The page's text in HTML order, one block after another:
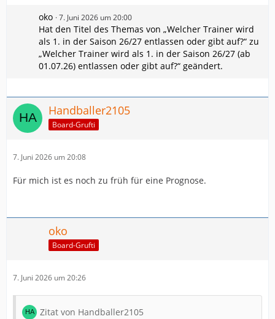
oko 7. Juni 2026 um 20:00
Hat den Titel des Themas von „Welcher Trainer wird
als 1. in der Saison 26/27 entlassen oder gibt auf?“ zu
„Welcher Trainer wird als 1. in der Saison 26/27 (ab
01.07.26) entlassen oder gibt auf?“ geändert.
Handballer2105
Board-Grufti
7. Juni 2026 um 20:08
Für mich ist es noch zu früh für eine Prognose.
oko
Board-Grufti
7. Juni 2026 um 20:26
Zitat von Handballer2105